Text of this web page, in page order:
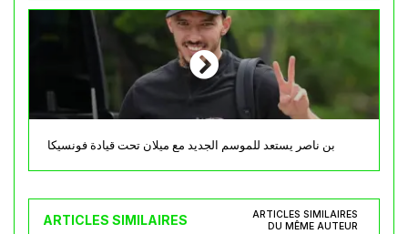
بن ناصر يستعد للموسم الجديد مع ميلان تحت قيادة فونسيكا
ARTICLES SIMILAIRES
ARTICLES SIMILAIRES
DU MÊME AUTEUR